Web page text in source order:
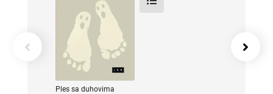
Ples sa duhovima